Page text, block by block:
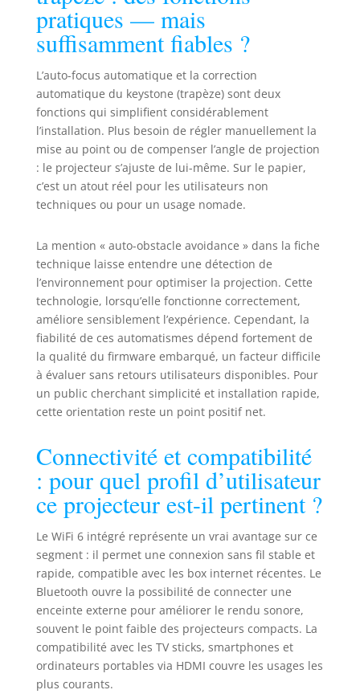
murs, aux plafonds, aux bureaux
et plus encore. Il s'adapte sans
effort à une utilisation domestique
rassemblements en extérieur
pratiques — mais
suffisamment fiables ?
L’auto-focus automatique et la correction
automatique du keystone (trapèze) sont deux
fonctions qui simplifient considérablement
l’installation. Plus besoin de régler manuellement la
mise au point ou de compenser l’angle de projection
: le projecteur s’ajuste de lui-même. Sur le papier,
c’est un atout réel pour les utilisateurs non
techniques ou pour un usage nomade.
La mention « auto-obstacle avoidance » dans la fiche
technique laisse entendre une détection de
l’environnement pour optimiser la projection. Cette
technologie, lorsqu’elle fonctionne correctement,
améliore sensiblement l’expérience. Cependant, la
fiabilité de ces automatismes dépend fortement de
la qualité du firmware embarqué, un facteur difficile
à évaluer sans retours utilisateurs disponibles. Pour
un public cherchant simplicité et installation rapide,
cette orientation reste un point positif net.
Connectivité et compatibilité
: pour quel profil d’utilisateur
ce projecteur est-il pertinent ?
Le WiFi 6 intégré représente un vrai avantage sur ce
segment : il permet une connexion sans fil stable et
rapide, compatible avec les box internet récentes. Le
Bluetooth ouvre la possibilité de connecter une
enceinte externe pour améliorer le rendu sonore,
souvent le point faible des projecteurs compacts. La
compatibilité avec les TV sticks, smartphones et
ordinateurs portables via HDMI couvre les usages les
plus courants.